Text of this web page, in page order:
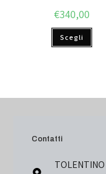
€340,00
Scegli
Contatti